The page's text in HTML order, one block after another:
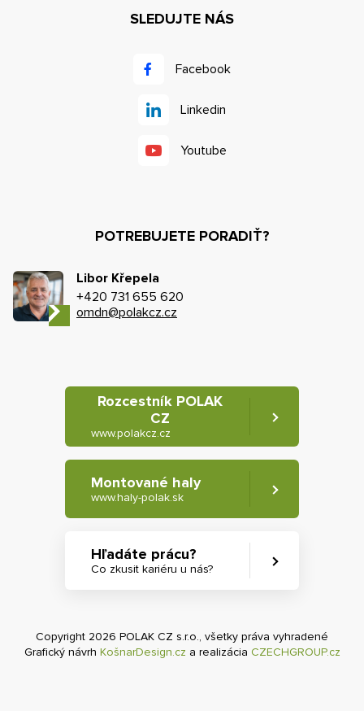
SLEDUJTE NÁS
Facebook
Linkedin
Youtube
POTREBUJETE PORADIŤ?
Libor Křepela
+420 731 655 620
omdn@polakcz.cz
Rozcestník POLAK
CZ
www.polakcz.cz
Montované haly
www.haly-polak.sk
Hľadáte prácu?
Co zkusit kariéru u nás?
Copyright 2026 POLAK CZ s.r.o., všetky práva vyhradené
Grafický návrh KošnarDesign.cz a realizácia CZECHGROUP.cz